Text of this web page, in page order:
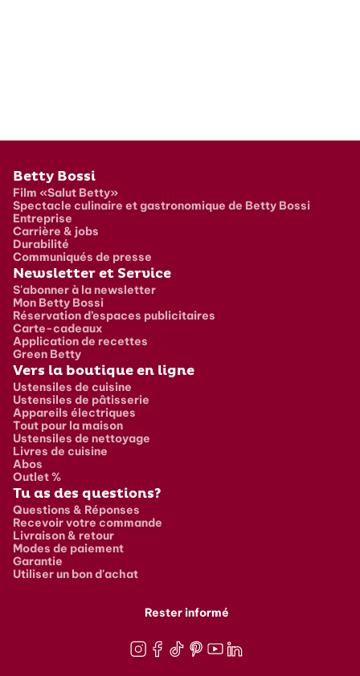
Pied de page
Betty Bossi
Film «Salut Betty»
Spectacle culinaire et gastronomique de Betty Bossi
Entreprise
Carrière & jobs
Durabilité
Communiqués de presse
Newsletter et Service
S'abonner à la newsletter
Mon Betty Bossi
Réservation d’espaces publicitaires
Carte-cadeaux
Application de recettes
Green Betty
Vers la boutique en ligne
Ustensiles de cuisine
Ustensiles de pâtisserie
Appareils électriques
Tout pour la maison
Ustensiles de nettoyage
Livres de cuisine
Abos
Outlet %
Tu as des questions?
Questions & Réponses
Recevoir votre commande
Livraison & retour
Modes de paiement
Garantie
Utiliser un bon d'achat
Rester informé